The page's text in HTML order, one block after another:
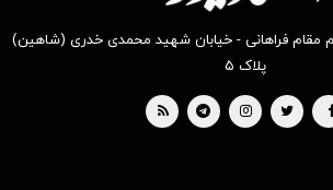
مقام فراهانی - خیابان شهید محمدی خدری (شاهین)
پلاک ۵